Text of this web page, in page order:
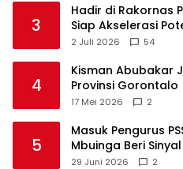
3
Hadir di Rakornas
Siap Akselerasi
2 Juli 2026 54
4
Kisman Abubakar
Provinsi Gorontalo
17 Mei 2026 2
5
Masuk Pengurus
Mbuinga Beri
Politik ?
29 Juni 2026 2